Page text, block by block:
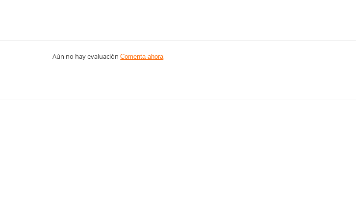
Aún no hay evaluaciónComenta ahora